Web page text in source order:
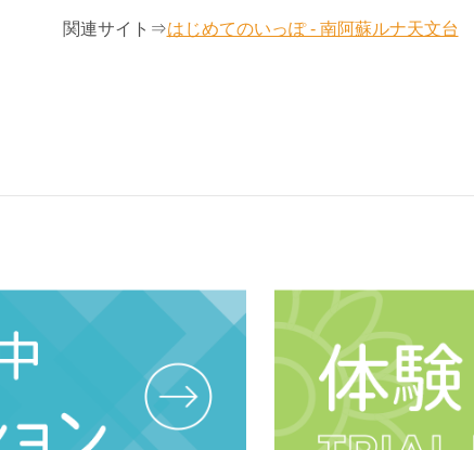
関連サイト⇒はじめてのいっぽ - 南阿蘇ルナ天文台